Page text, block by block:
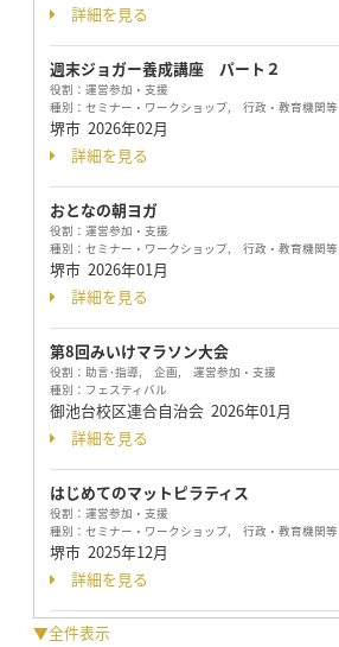
詳細を見る
週末ジョガー養成講座 パート２
役割： 運営参加・支援
種別： セミナー・ワークショップ, 行政・教育機関等
堺市 2026年02月
詳細を見る
おとなの朝ヨガ
役割： 運営参加・支援
種別： セミナー・ワークショップ, 行政・教育機関等
堺市 2026年01月
詳細を見る
第8回みいけマラソン大会
役割： 助言･指導, 企画, 運営参加・支援
種別： フェスティバル
御池台校区連合自治会 2026年01月
詳細を見る
はじめてのマットピラティス
役割： 運営参加・支援
種別： セミナー・ワークショップ, 行政・教育機関等
堺市 2025年12月
詳細を見る
▼全件表示